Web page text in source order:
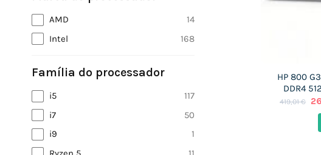
AMD
14
Intel
168
Família do processador
i5
117
i7
50
i9
1
HP 800
DDR4
419,01€
O
era: